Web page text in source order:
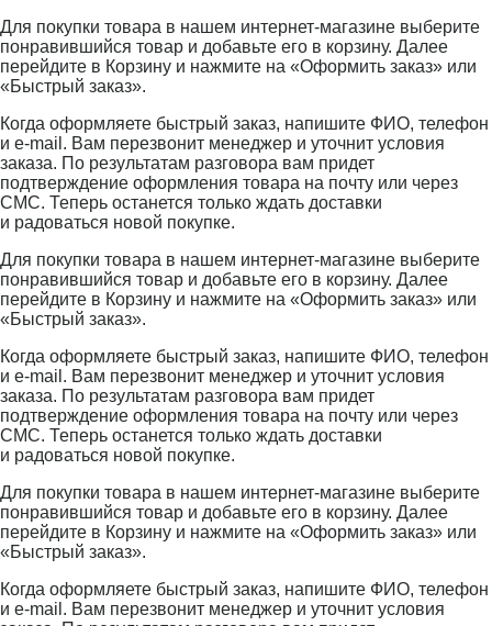
Для покупки товара в нашем интернет-магазине выберите
понравившийся товар и добавьте его в корзину. Далее
перейдите в Корзину и нажмите на «Оформить заказ» или
«Быстрый заказ».
Когда оформляете быстрый заказ, напишите ФИО, телефон
и e-mail. Вам перезвонит менеджер и уточнит условия
заказа. По результатам разговора вам придет
подтверждение оформления товара на почту или через
СМС. Теперь останется только ждать доставки
и радоваться новой покупке.
Для покупки товара в нашем интернет-магазине выберите
понравившийся товар и добавьте его в корзину. Далее
перейдите в Корзину и нажмите на «Оформить заказ» или
«Быстрый заказ».
Когда оформляете быстрый заказ, напишите ФИО, телефон
и e-mail. Вам перезвонит менеджер и уточнит условия
заказа. По результатам разговора вам придет
подтверждение оформления товара на почту или через
СМС. Теперь останется только ждать доставки
и радоваться новой покупке.
Для покупки товара в нашем интернет-магазине выберите
понравившийся товар и добавьте его в корзину. Далее
перейдите в Корзину и нажмите на «Оформить заказ» или
«Быстрый заказ».
Когда оформляете быстрый заказ, напишите ФИО, телефон
и e-mail. Вам перезвонит менеджер и уточнит условия